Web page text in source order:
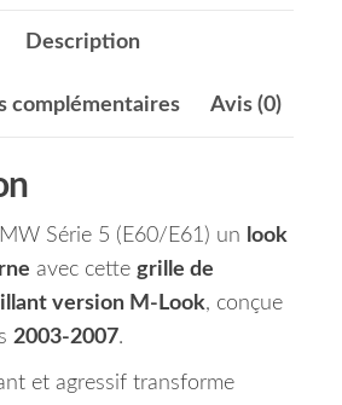
Description
complémentaires Avis (0)
Série 5 (E60/E61) un look
avec cette grille de
version M-Look, conçue
2003-2007.
et agressif transforme